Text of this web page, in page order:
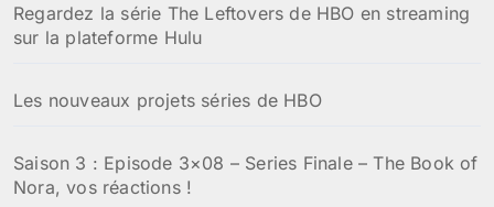
Regardez la série The Leftovers de HBO en streaming
sur la plateforme Hulu
Les nouveaux projets séries de HBO
Saison 3 : Episode 3×08 – Series Finale – The Book of
Nora, vos réactions !